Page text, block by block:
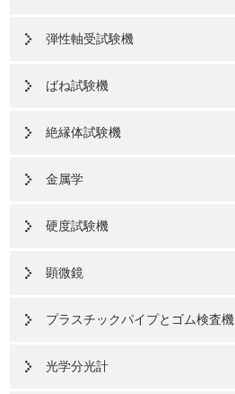
弾性軸受試験機
ばね試験機
絶縁体試験機
金属学
硬度試験機
顕微鏡
プラスチックパイプとゴム検査機
光学分光計